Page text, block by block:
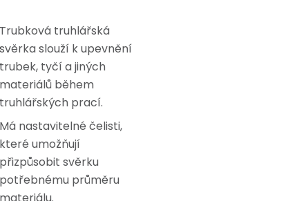
Trubková truhlářská
svěrka slouží k upevnění
trubek, tyčí a jiných
materiálů během
truhlářských prací.
Má nastavitelné čelisti,
které umožňují
přizpůsobit svěrku
potřebnému průměru